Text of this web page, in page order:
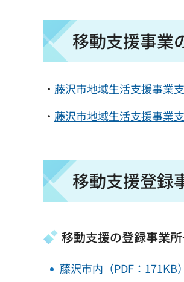
移動支援事業
・ 藤沢市地域生活支援事業
・ 藤沢市地域生活支援事業
移動支援登録
移動支援の登録事業
藤沢市内（PDF：171KB）